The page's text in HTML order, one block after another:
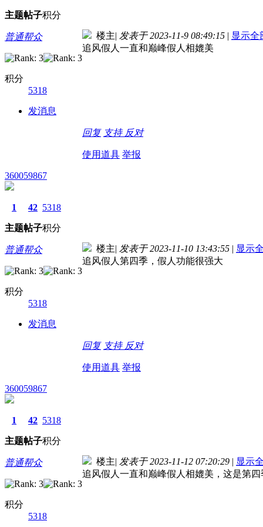
主题帖子积分
普通帮众
积分
5318
发消息
楼主| 发表于 2023-11-9 08:49:15 | 显示全
追风假人一直和巅峰假人相媲美
回复 支持 反对
使用道具 举报
360059867
1
主题
42
帖子
5318
积分
普通帮众
积分
5318
发消息
楼主| 发表于 2023-11-10 13:43:55 | 显示
追风假人第四季，假人功能很强大
回复 支持 反对
使用道具 举报
360059867
1
主题
42
帖子
5318
积分
普通帮众
积分
5318
楼主| 发表于 2023-11-12 07:20:29 | 显示
追风假人一直和巅峰假人相媲美，这是第四